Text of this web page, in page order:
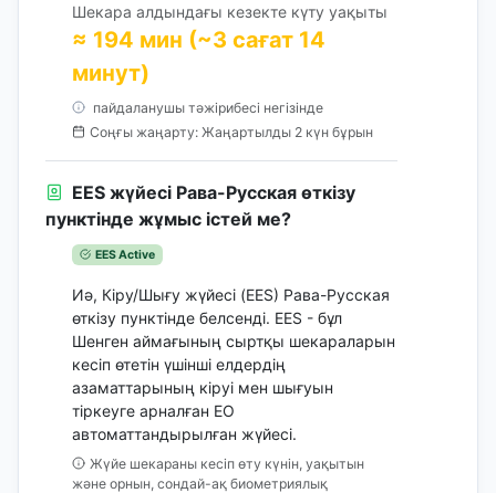
Шекара алдындағы кезекте күту уақыты
≈ 194 мин (~3 сағат 14
минут)
пайдаланушы тәжірибесі негізінде
Соңғы жаңарту: Жаңартылды 2 күн бұрын
EES жүйесі Рава-Русская өткізу
пунктінде жұмыс істей ме?
EES Active
Иә, Кіру/Шығу жүйесі (EES) Рава-Русская
өткізу пунктінде белсенді. EES - бұл
Шенген аймағының сыртқы шекараларын
кесіп өтетін үшінші елдердің
азаматтарының кіруі мен шығуын
тіркеуге арналған ЕО
автоматтандырылған жүйесі.
Жүйе шекараны кесіп өту күнін, уақытын
және орнын, сондай-ақ биометриялық